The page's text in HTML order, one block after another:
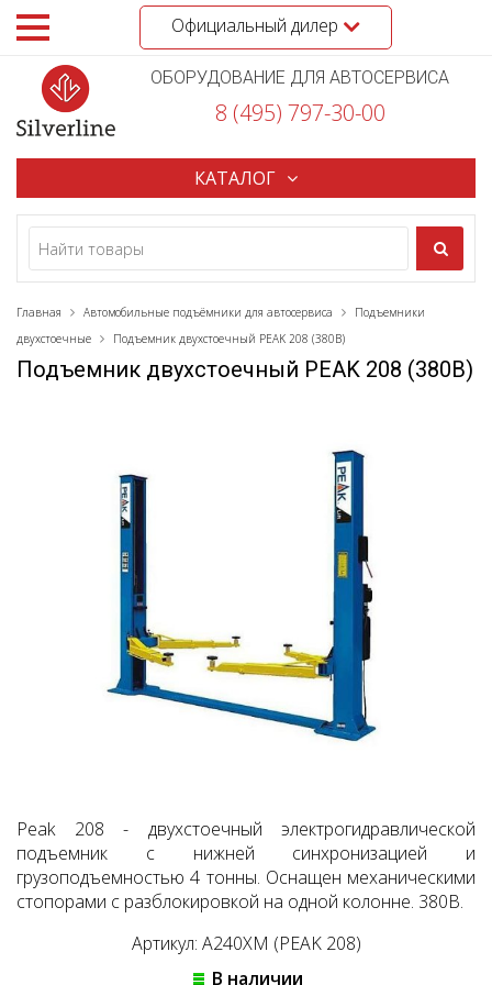
Официальный дилер
ОБОРУДОВАНИЕ ДЛЯ АВТОСЕРВИСА
8 (495) 797-30-00
КАТАЛОГ
Главная Автомобильные подъёмники для автосервиса
Подъемники
двухстоечные
Подъемник двухстоечный PEAK 208 (380В)
Подъемник двухстоечный PEAK 208 (380В)
Peak 208 - двухстоечный электрогидравлической
подъемник с нижней синхронизацией и
грузоподъемностью 4 тонны. Оснащен механическими
стопорами с разблокировкой на одной колонне. 380В.
Артикул: A240XM (PEAK 208)
В наличии